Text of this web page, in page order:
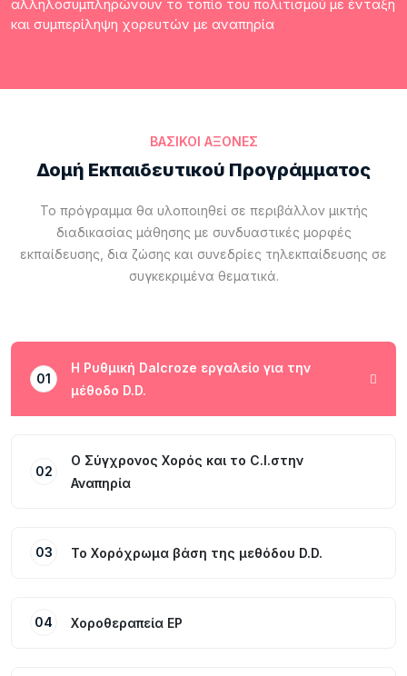
αλληλοσυμπληρώνουν το τοπίο του πολιτισμού με ένταξη
και συμπερίληψη χορευτών με αναπηρία
ΒΑΣΙΚΟΙ ΑΞΟΝΕΣ
Δομή Εκπαιδευτικού Προγράμματος
Το πρόγραμμα θα υλοποιηθεί σε περιβάλλον μικτής
διαδικασίας μάθησης με συνδυαστικές μορφές
εκπαίδευσης, δια ζώσης και συνεδρίες τηλεκπαίδευσης σε
συγκεκριμένα θεματικά.
01
H Ρυθμική Dalcroze εργαλείο για την
μέθοδο D.D.
02
Ο Σύγχρονος Χορός και το C.I.στην
Αναπηρία
03 Το Χορόχρωμα βάση της μεθόδου D.D.
04 Χοροθεραπεία ΕP